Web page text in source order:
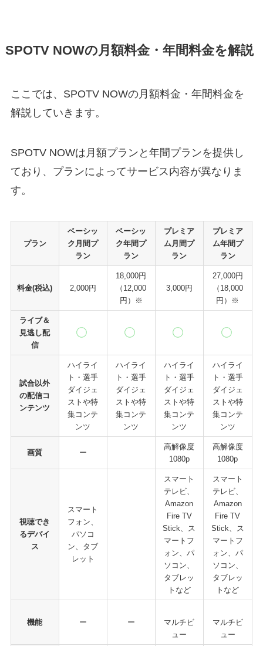
SPOTV NOWの月額料金・年間料金を解説
ここでは、SPOTV NOWの月額料金・年間料金を
解説していきます。
SPOTV NOWは月額プランと年間プランを提供し
ており、プランによってサービス内容が異なりま
す。
プラン
ベーシッ
ク月間プ
ラン
ベーシッ
ク年間プ
ラン
プレミア
ム月間プ
ラン
プレミア
ム年間プ
ラン
料金(税込) 2,000円
18,000円
（12,000
円）※
3,000円
27,000円
（18,000
円）※
ライブ＆
見逃し配
信
試合以外
の配信コ
ンテンツ
ハイライ
ト・選手
ダイジェ
ストや特
集コンテ
ンツ
ハイライ
ト・選手
ダイジェ
ストや特
集コンテ
ンツ
ハイライ
ト・選手
ダイジェ
ストや特
集コンテ
ンツ
ハイライ
ト・選手
ダイジェ
ストや特
集コンテ
ンツ
画質 ー
高解像度
1080p
高解像度
1080p
視聴でき
るデバイ
ス
スマート
フォン、
パソコ
ン、タブ
レット
スマート
テレビ、
Amazon
Fire TV
Stick、ス
マートフ
ォン、パ
ソコン、
タブレッ
トなど
スマート
テレビ、
Amazon
Fire TV
Stick、ス
マートフ
ォン、パ
ソコン、
タブレッ
トなど
機能 ー ー
マルチビ
ュー
マルチビ
ュー